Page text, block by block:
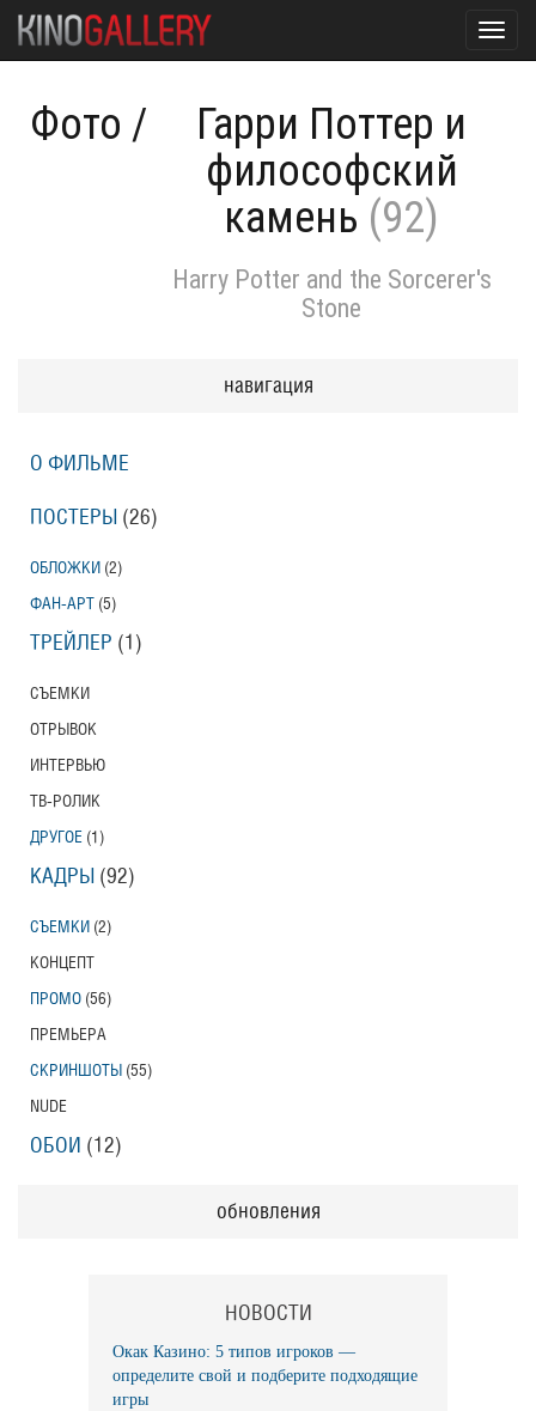
Фото /
Гарри Поттер и
философский
камень (92)
Harry Potter and the Sorcerer's
Stone
навигация
О ФИЛЬМЕ
ПОСТЕРЫ (26)
ОБЛОЖКИ (2)
ФАН-АРТ (5)
ТРЕЙЛЕР (1)
СЪЕМКИ
ОТРЫВОК
ИНТЕРВЬЮ
ТВ-РОЛИК
ДРУГОЕ (1)
КАДРЫ (92)
СЪЕМКИ (2)
КОНЦЕПТ
ПРОМО (56)
ПРЕМЬЕРА
СКРИНШОТЫ (55)
NUDE
ОБОИ (12)
обновления
НОВОСТИ
Окак Казино: 5 типов игроков —
определите свой и подберите подходящие
игры